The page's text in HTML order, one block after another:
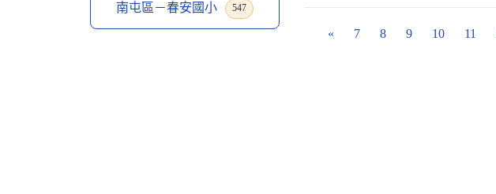
南屯區－春安國小 547
« 7 8 9 10 11